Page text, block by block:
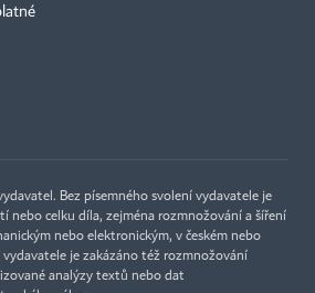
Bez písemného svolení vydavatele je
nebo celku díla, zejména rozmnožování a šíření
nebo elektronickým, v českém nebo
vydavatele je zakázáno též rozmnožování
analýzy textů nebo dat